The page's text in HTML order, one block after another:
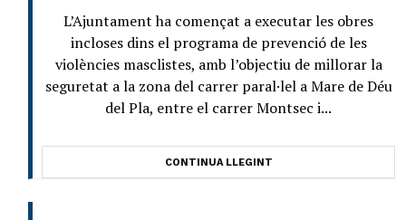
L’Ajuntament ha començat a executar les obres
incloses dins el programa de prevenció de les
violències masclistes, amb l’objectiu de millorar la
seguretat a la zona del carrer paral·lel a Mare de Déu
del Pla, entre el carrer Montsec i...
CONTINUA LLEGINT